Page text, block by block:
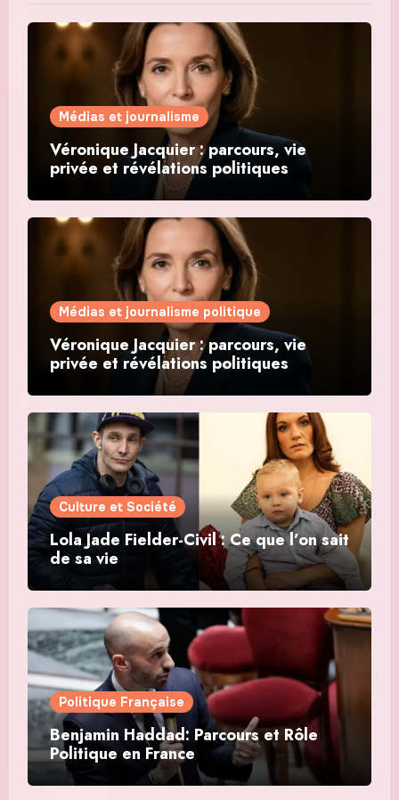
Médias et journalisme
Véronique Jacquier : parcours, vie
privée et révélations politiques
Médias et journalisme politique
Véronique Jacquier : parcours, vie
privée et révélations politiques
Culture et Société
Lola Jade Fielder-Civil : Ce que l’on sait
de sa vie
Politique Française
Benjamin Haddad: Parcours et Rôle
Politique en France